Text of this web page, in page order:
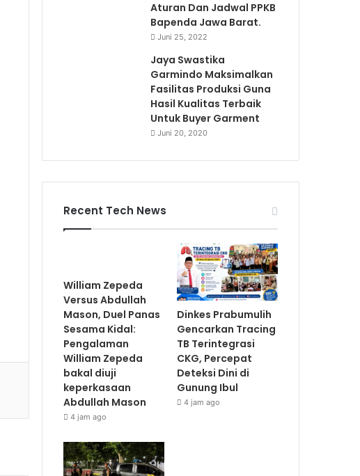
Aturan Dan Jadwal PPKB
Bapenda Jawa Barat.
Juni 25, 2022
Jaya Swastika
Garmindo Maksimalkan
Fasilitas Produksi Guna
Hasil Kualitas Terbaik
Untuk Buyer Garment
Juni 20, 2020
Recent Tech News
William Zepeda
Versus Abdullah
Mason, Duel Panas
Sesama Kidal:
Pengalaman
William Zepeda
bakal diuji
keperkasaan
Abdullah Mason
4 jam ago
Dinkes Prabumulih
Gencarkan Tracing
TB Terintegrasi
CKG, Percepat
Deteksi Dini di
Gunung Ibul
4 jam ago